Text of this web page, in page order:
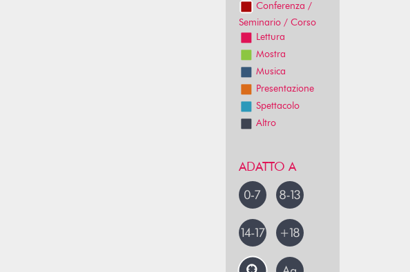
Conferenza /
Seminario / Corso
Lettura
Mostra
Musica
Presentazione
Spettacolo
Altro
ADATTO A